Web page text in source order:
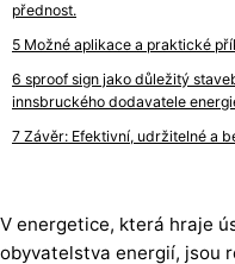
přednost.
Možné aplikace a praktické
sproof sign jako důležitý
innsbruckého dodavatele
Závěr: Efektivní, udržitelné a
V energetice, která hraje
obyvatelstva energií, jsou